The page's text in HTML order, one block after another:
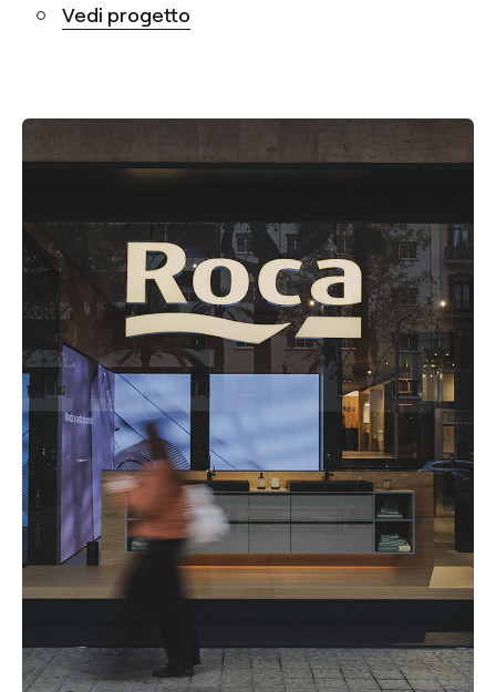
Vedi progetto